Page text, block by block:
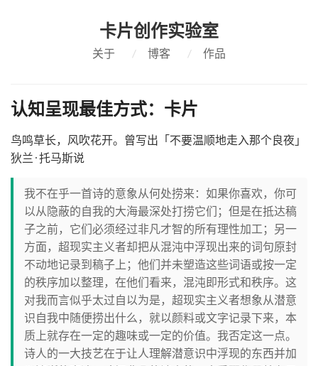
卡片创作实验室
关于 / 博客 / 作品
认知呈现最佳方式：卡片
鸟鸣草长，风吹花开。曾写出「不要温顺地走入那个良夜」
狄兰·托马斯说
我不在乎一首诗的意象从何处捞来：如果你喜欢，你可
以从隐蔽的自我的大海最深处打捞它们；但是在抵达稿
子之前，它们必须经过非凡才智的所有理性加工；另一
方面，超现实主义者却把从混沌中浮现出来的词句原封
不动地记录到稿子上；他们并未塑造这些词语或按一定
的秩序加以整理，在他们看来，混沌即形式和秩序。这
对我而言似乎太过自以为是，超现实主义者想象从潜意
识自我中随便捞出什么，就以颜料或文字记录下来，本
质上就存在一定的趣味或一定的价值。我否定这一点。
诗人的一大技艺在于让人理解潜意识中浮现的东西并加